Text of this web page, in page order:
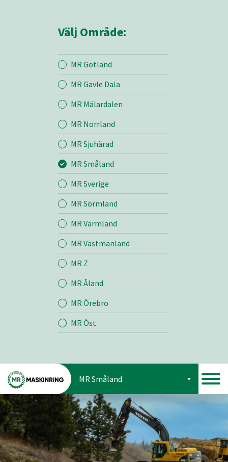
Mina sidor
MR Småland
Entreprenad
Bemanning
Välj Område:
MR Gotland
MR Gävle Dala
MR Mälardalen
MR Norrland
MR Sjuhärad
MR Småland
MR Sverige
MR Sörmland
MR Värmland
MR Västmanland
MR Z
MR Åland
MR Örebro
MR Öst
MR Småland